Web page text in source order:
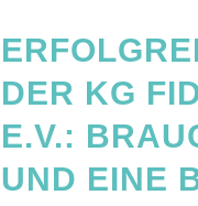
DER KG
E.V.:
UND EINE